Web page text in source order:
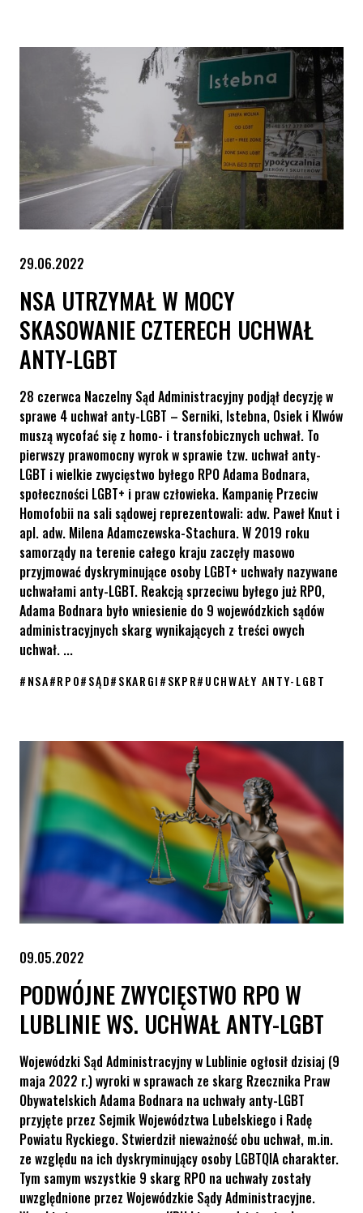
29.06.2022
NSA UTRZYMAŁ W MOCY
SKASOWANIE CZTERECH UCHWAŁ
ANTY-LGBT
28 czerwca Naczelny Sąd Administracyjny podjął decyzję w
sprawe 4 uchwał anty-LGBT – Serniki, Istebna, Osiek i Klwów
muszą wycofać się z homo- i transfobicznych uchwał. To
pierwszy prawomocny wyrok w sprawie tzw. uchwał anty-
LGBT i wielkie zwycięstwo byłego RPO Adama Bodnara,
społeczności LGBT+ i praw człowieka. Kampanię Przeciw
Homofobii na sali sądowej reprezentowali: adw. Paweł Knut i
apl. adw. Milena Adamczewska-Stachura. W 2019 roku
samorządy na terenie całego kraju zaczęły masowo
przyjmować dyskryminujące osoby LGBT+ uchwały nazywane
uchwałami anty-LGBT. Reakcją sprzeciwu byłego już RPO,
Adama Bodnara było wniesienie do 9 wojewódzkich sądów
administracyjnych skarg wynikających z treści owych
uchwał. ...
#NSA#RPO#SĄD#SKARGI#SKPR#UCHWAŁY ANTY-LGBT
09.05.2022
PODWÓJNE ZWYCIĘSTWO RPO W
LUBLINIE WS. UCHWAŁ ANTY-LGBT
Wojewódzki Sąd Administracyjny w Lublinie ogłosił dzisiaj (9
maja 2022 r.) wyroki w sprawach ze skarg Rzecznika Praw
Obywatelskich Adama Bodnara na uchwały anty-LGBT
przyjęte przez Sejmik Województwa Lubelskiego i Radę
Powiatu Ryckiego. Stwierdził nieważność obu uchwał, m.in.
ze względu na ich dyskryminujący osoby LGBTQIA charakter.
Tym samym wszystkie 9 skarg RPO na uchwały zostały
uwzględnione przez Wojewódzkie Sądy Administracyjne.